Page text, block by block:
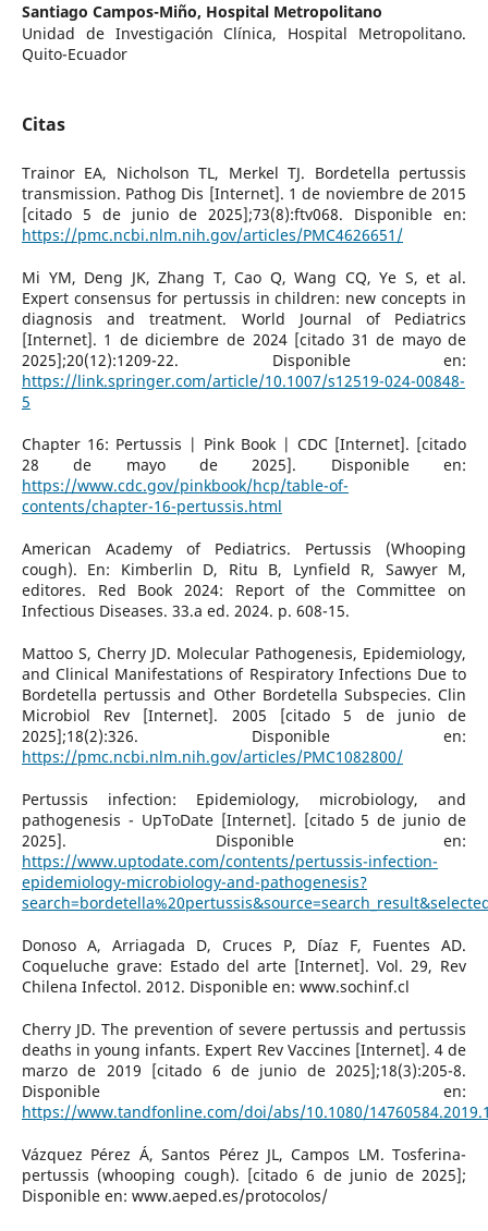
Santiago Campos-Miño, Hospital Metropolitano
Unidad de Investigación Clínica, Hospital Metropolitano.
Quito-Ecuador
Citas
Trainor EA, Nicholson TL, Merkel TJ. Bordetella pertussis
transmission. Pathog Dis [Internet]. 1 de noviembre de 2015
[citado 5 de junio de 2025];73(8):ftv068. Disponible en:
https://pmc.ncbi.nlm.nih.gov/articles/PMC4626651/
Mi YM, Deng JK, Zhang T, Cao Q, Wang CQ, Ye S, et al.
Expert consensus for pertussis in children: new concepts in
diagnosis and treatment. World Journal of Pediatrics
[Internet]. 1 de diciembre de 2024 [citado 31 de mayo de
2025];20(12):1209-22. Disponible en:
https://link.springer.com/article/10.1007/s12519-024-00848-
5
Chapter 16: Pertussis | Pink Book | CDC [Internet]. [citado
28 de mayo de 2025]. Disponible en:
https://www.cdc.gov/pinkbook/hcp/table-of-
contents/chapter-16-pertussis.html
American Academy of Pediatrics. Pertussis (Whooping
cough). En: Kimberlin D, Ritu B, Lynfield R, Sawyer M,
editores. Red Book 2024: Report of the Committee on
Infectious Diseases. 33.a ed. 2024. p. 608-15.
Mattoo S, Cherry JD. Molecular Pathogenesis, Epidemiology,
and Clinical Manifestations of Respiratory Infections Due to
Bordetella pertussis and Other Bordetella Subspecies. Clin
Microbiol Rev [Internet]. 2005 [citado 5 de junio de
2025];18(2):326. Disponible en:
https://pmc.ncbi.nlm.nih.gov/articles/PMC1082800/
Pertussis infection: Epidemiology, microbiology, and
pathogenesis - UpToDate [Internet]. [citado 5 de junio de
2025]. Disponible en:
https://www.uptodate.com/contents/pertussis-infection-
epidemiology-microbiology-and-pathogenesis?
Donoso A, Arriagada D, Cruces P, Díaz F, Fuentes AD.
Coqueluche grave: Estado del arte [Internet]. Vol. 29, Rev
Chilena Infectol. 2012. Disponible en: www.sochinf.cl
Cherry JD. The prevention of severe pertussis and pertussis
deaths in young infants. Expert Rev Vaccines [Internet]. 4 de
marzo de 2019 [citado 6 de junio de 2025];18(3):205-8.
Disponible en:
https://www.tandfonline.com/doi/abs/10.1080/
Vázquez Pérez Á, Santos Pérez JL, Campos LM. Tosferina-
pertussis (whooping cough). [citado 6 de junio de 2025];
Disponible en: www.aeped.es/protocolos/